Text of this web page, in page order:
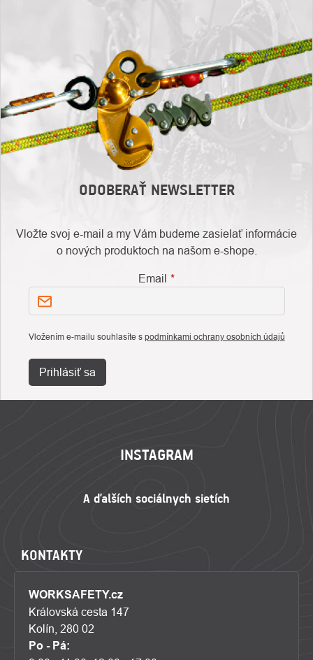
ODOBERAŤ NEWSLETTER
Vložte svoj e-mail a my Vám budeme zasielať informácie
o nových produktoch na našom e-shope.
Email
Vložením e-mailu souhlasíte s podmínkami ochrany osobních údajů
Prihlásiť sa
INSTAGRAM
KONTAKTY
WORKSAFETY.cz
Královská cesta 147
Kolín, 280 02
Po - Pá: